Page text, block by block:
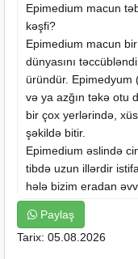
Epimedium macun
kəşfi?
Epimedium macun
dünyasını
üründür. Epimedyum
və ya azğın təkə otu
bir çox yerlərində,
şəkildə bitir.
Epimedium əslində
tibdə uzun illərdir
hələ bizim eradan
və cinsi zəiflik
olunduğu qeyd
çalışdıqdan sonra
Paylaş
Tarix: 05.08.2026